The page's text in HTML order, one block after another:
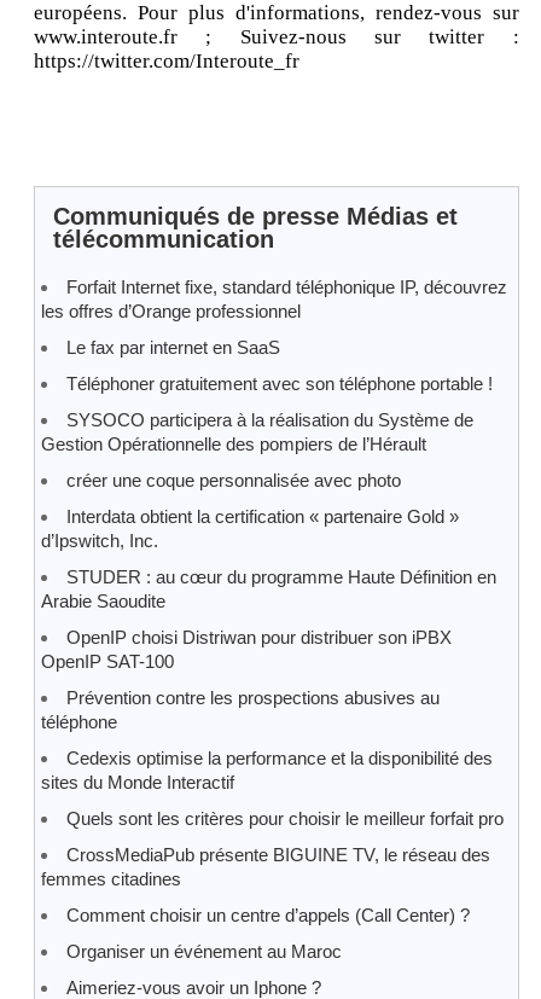
européens. Pour plus d'informations, rendez-vous sur
www.interoute.fr ; Suivez-nous sur twitter :
https://twitter.com/Interoute_fr
Communiqués de presse Médias et
télécommunication
Forfait Internet fixe, standard téléphonique IP, découvrez
les offres d’Orange professionnel
Le fax par internet en SaaS
Téléphoner gratuitement avec son téléphone portable !
SYSOCO participera à la réalisation du Système de
Gestion Opérationnelle des pompiers de l’Hérault
créer une coque personnalisée avec photo
Interdata obtient la certification « partenaire Gold »
d’Ipswitch, Inc.
STUDER : au cœur du programme Haute Définition en
Arabie Saoudite
OpenIP choisi Distriwan pour distribuer son iPBX
OpenIP SAT-100
Prévention contre les prospections abusives au
téléphone
Cedexis optimise la performance et la disponibilité des
sites du Monde Interactif
Quels sont les critères pour choisir le meilleur forfait pro
CrossMediaPub présente BIGUINE TV, le réseau des
femmes citadines
Comment choisir un centre d’appels (Call Center) ?
Organiser un événement au Maroc
Aimeriez-vous avoir un Iphone ?